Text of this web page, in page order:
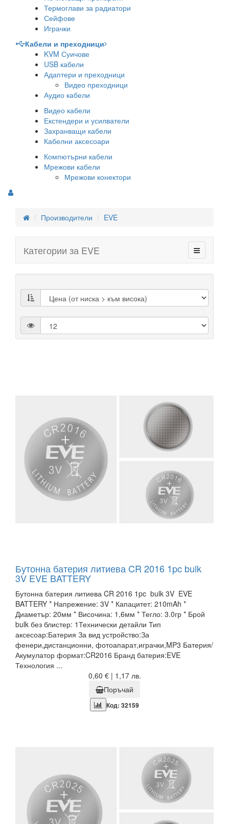
Термоглави за радиатори
Сейфове
Играчки
Кабели и преходници
KVM Суичове
USB кабели
Адаптери и преходници
Видео преходници
Аудио кабели
Видео кабели
Екстендери и усилватели
Захранващи кабели
Кабелни аксесоари
Компютърни кабели
Мрежови кабели
Мрежови конектори
Производители EVE
Категории за EVE
Бутонна батерия литиева CR 2016 1pc bulk
3V EVE BATTERY
Бутонна батерия литиева CR 2016 1pc bulk 3V EVE
BATTERY * Напрежение: 3V * Капацитет: 210mAh *
Диаметър: 20мм * Височина: 1,6мм * Тегло: 3.0гр * Брой
bulk без блистер: 1Технически детайли Тип
аксесоар:Батерия За вид устройство:За
фенери,дистанционни, фотоапарат,играчки,MP3 Батерия/
Акумулатор формат:CR2016 Бранд батерия:EVE
Технология ...
0,60 € | 1,17 лв.
Поръчай
Код: 32159